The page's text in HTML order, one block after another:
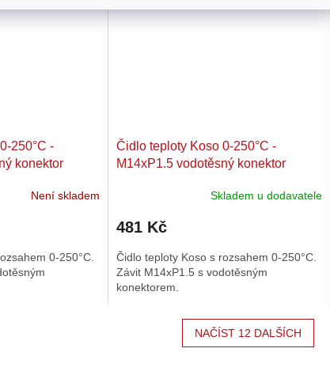
250°C -
konektor
Není skladem
0-250°C.
Čidlo teploty Koso 0-250°C -
M14xP1.5 vodotěsný konektor
Skladem u dodavatele
481 Kč
Čidlo teploty Koso s rozsahem 0-250°C.
Závit M14xP1.5 s vodotěsným
konektorem.
NAČÍST 12 DALŠÍCH